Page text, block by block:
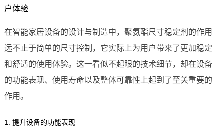
户体验
在智能家居设备的设计与制造中，聚氨酯尺寸稳定剂的作用
远不止于简单的尺寸控制，它实际上为用户带来了更加稳定
和舒适的使用体验。这一看似不起眼的技术细节，却在设备
的功能表现、使用寿命以及整体可靠性上起到了至关重要的
作用。
1. 提升设备的功能表现